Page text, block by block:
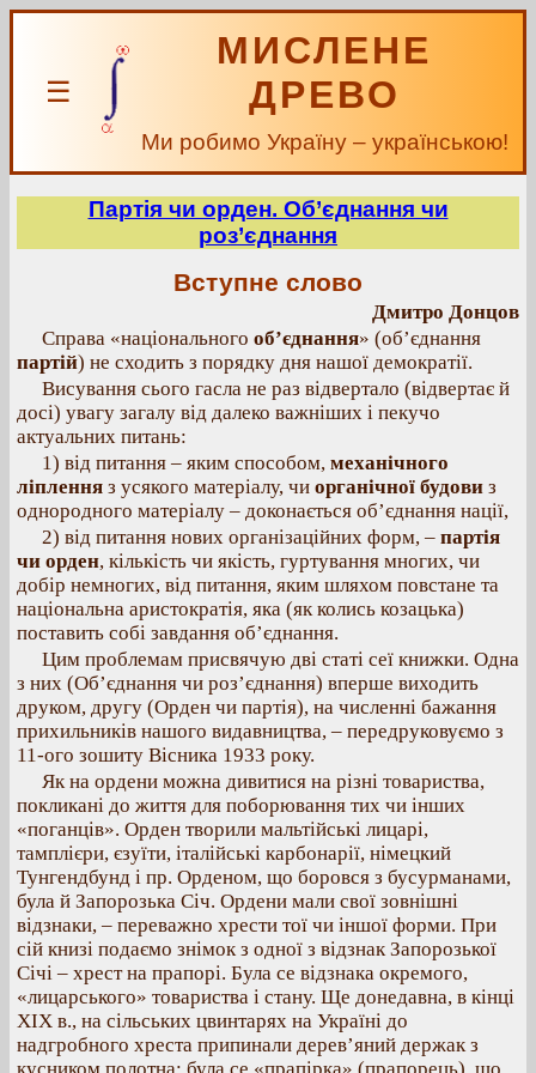
☰
МИСЛЕНЕ
ДРЕВО
Ми робимо Україну – українською!
Партія чи орден. Об’єднання чи
роз’єднання
Вступне слово
Дмитро Донцов
Справа «національного об’єднання» (об’єднання
партій) не сходить з порядку дня нашої демократії.
Висування сього гасла не раз відвертало (відвертає й
досі) увагу загалу від далеко важніших і пекучо
актуальних питань:
1) від питання – яким способом, механічного
ліплення з усякого матеріалу, чи органічної будови з
однородного матеріалу – доконається об’єднання нації,
2) від питання нових організаційних форм, – партія
чи орден, кількість чи якість, гуртування многих, чи
добір немногих, від питання, яким шляхом повстане та
національна аристократія, яка (як колись козацька)
поставить собі завдання об’єднання.
Цим проблемам присвячую дві статі сеї книжки. Одна
з них (Об’єднання чи роз’єднання) вперше виходить
друком, другу (Орден чи партія), на численні бажання
прихильників нашого видавництва, – передруковуємо з
11-ого зошиту Вісника 1933 року.
Як на ордени можна дивитися на різні товариства,
покликані до життя для поборювання тих чи інших
«поганців». Орден творили мальтійські лицарі,
тамплієри, єзуїти, італійські карбонарії, німецкий
Тунгендбунд і пр. Орденом, що боровся з бусурманами,
була й Запорозька Січ. Ордени мали свої зовнішні
відзнаки, – переважно хрести тої чи іншої форми. При
сій книзі подаємо знімок з одної з відзнак Запорозької
Січі – хрест на прапорі. Була се відзнака окремого,
«лицарського» товариства і стану. Ще донедавна, в кінці
XIX в., на сільських цвинтарях на Україні до
надгробного хреста припинали дерев’яний держак з